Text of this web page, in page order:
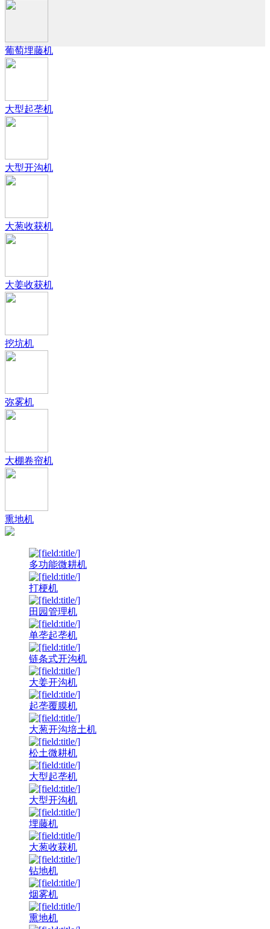
葡萄埋藤机
大型起垄机
大型开沟机
大葱收获机
大姜收获机
挖坑机
弥雾机
大棚卷帘机
熏地机
多功能微耕机
打梗机
田园管理机
单垄起垄机
链条式开沟机
大姜开沟机
起垄覆膜机
大葱开沟培土机
松土微耕机
大型起垄机
大型开沟机
埋藤机
大葱收获机
钻地机
烟雾机
熏地机